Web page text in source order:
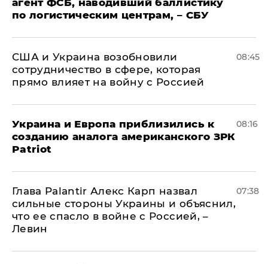
агент ФСБ, наводивший баллистику
по логистическим центрам, – СБУ
США и Украина возобновили
сотрудничество в сфере, которая
прямо влияет на войну с Россией
08:45
Украина и Европа приблизились к
созданию аналога американского ЗРК
Patriot
08:16
Глава Palantir Алекс Карп назвал
сильные стороны Украины и объяснил,
что ее спасло в войне с Россией, –
Левин
07:38